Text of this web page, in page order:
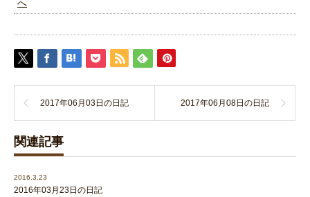
へ
2017年06月03日の日記 2017年06月08日の日記
関連記事
2016.3.23
2016年03月23日の日記